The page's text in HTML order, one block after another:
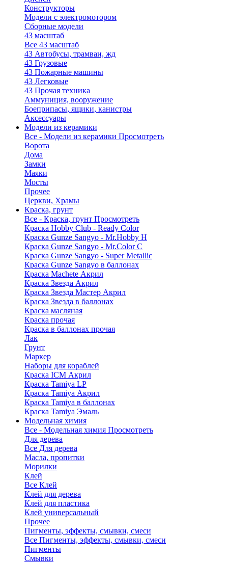
Конструкторы
Модели с электромотором
Сборные модели
43 масштаб
Все 43 масштаб
43 Автобусы, трамваи, жд
43 Грузовые
43 Пожарные машины
43 Легковые
43 Прочая техника
Аммуниция, вооружение
Боеприпасы, ящики, канистры
Аксессуары
Модели из керамики
Все - Модели из керамики Просмотреть
Ворота
Дома
Замки
Маяки
Мосты
Прочее
Церкви, Храмы
Краска, грунт
Все - Краска, грунт Просмотреть
Краска Hobby Club - Ready Color
Краска Gunze Sangyo - Mr.Hobby H
Краска Gunze Sangyo - Mr.Color C
Краска Gunze Sangyo - Super Metallic
Краска Gunze Sangyo в баллонах
Краска Machete Акрил
Краска Звезда Акрил
Краска Звезда Мастер Акрил
Краска Звезда в баллонах
Краска масляная
Краска прочая
Краска в баллонах прочая
Лак
Грунт
Маркер
Наборы для кораблей
Краска ICM Акрил
Краска Tamiya LP
Краска Tamiya Акрил
Краска Tamiya в баллонах
Краска Tamiya Эмаль
Модельная химия
Все - Модельная химия Просмотреть
Для дерева
Все Для дерева
Масла, пропитки
Морилки
Клей
Все Клей
Клей для дерева
Клей для пластика
Клей универсальный
Прочее
Пигменты, эффекты, смывки, смеси
Все Пигменты, эффекты, смывки, смеси
Пигменты
Смывки